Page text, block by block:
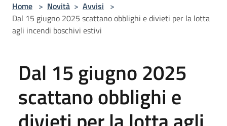
Home > Novità > Avvisi >
Dal 15 giugno 2025 scattano obblighi e divieti per la lotta
agli incendi boschivi estivi
Dal 15 giugno 2025
scattano obblighi e